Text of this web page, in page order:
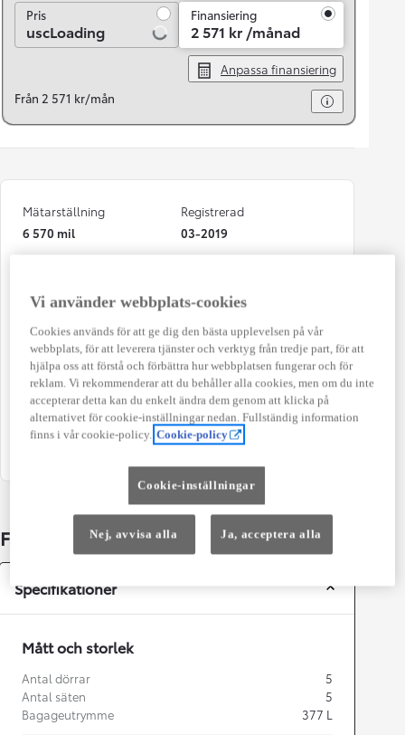
PrisPris
uscLoading
Finansiering
2 571 kr /månad
Anpassa finansiering
Från 2 571 kr/mån
Mätarställning
6 570 mil
Registrerad
03-2019
Automat
Effekt
90 kw (122 hk)
Färg
Red Mc
Kombinerad Co2
Antal säten
5
Fakta om bilen
Specifikationer
Mått och storlek
Antal dörrar
5
Antal säten
5
Bagageutrymme
377 L
Vi använder webbplats-cookies
Cookies används för att ge dig den bästa upplevelsen på vår
webbplats, för att leverera tjänster och verktyg från tredje part, för att
hjälpa oss att förstå och förbättra hur webbplatsen fungerar och för
reklam. Vi rekommenderar att du behåller alla cookies, men om du inte
accepterar detta kan du enkelt ändra dem genom att klicka på
alternativet för cookie-inställningar nedan. Fullständig information
finns i vår cookie-policy. Cookie-policy
Cookie-inställningar
Nej, avvisa alla Ja, acceptera alla